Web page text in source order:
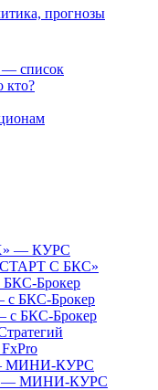
прогнозы
список
кто?
— КУРС
С БКС»
БКС-Брокер
с БКС-Брокер
с БКС-Брокер
— МИНИ-КУРС
— МИНИ-КУРС